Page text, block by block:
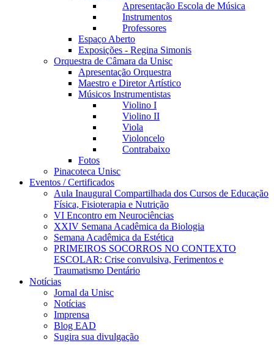
Apresentação Escola de Música
Instrumentos
Professores
Espaço Aberto
Exposições - Regina Simonis
Orquestra de Câmara da Unisc
Apresentação Orquestra
Maestro e Diretor Artístico
Músicos Instrumentistas
Violino I
Violino II
Viola
Violoncelo
Contrabaixo
Fotos
Pinacoteca Unisc
Eventos / Certificados
Aula Inaugural Compartilhada dos Cursos de Educação
Física, Fisioterapia e Nutrição
VI Encontro em Neurociências
XXIV Semana Acadêmica da Biologia
Semana Acadêmica da Estética
PRIMEIROS SOCORROS NO CONTEXTO
ESCOLAR: Crise convulsiva, Ferimentos e
Traumatismo Dentário
Notícias
Jornal da Unisc
Notícias
Imprensa
Blog EAD
Sugira sua divulgação